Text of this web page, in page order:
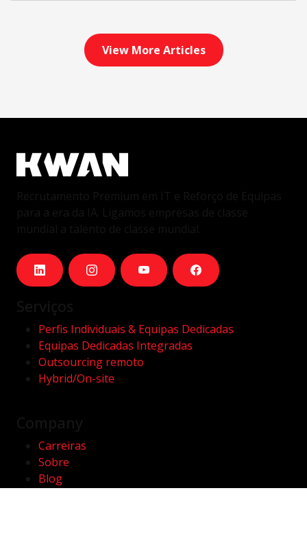
View More Articles
Perfis Individuais & Equipas Dedicadas
Equipas Dedicadas Integradas
Outsourcing remoto
Hybrid/On-site
Carreiras
Sobre
Blog